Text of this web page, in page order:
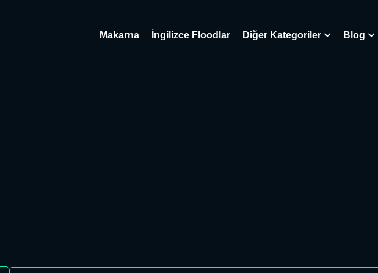
Makarna İngilizce Floodlar Diğer Kategoriler Blog